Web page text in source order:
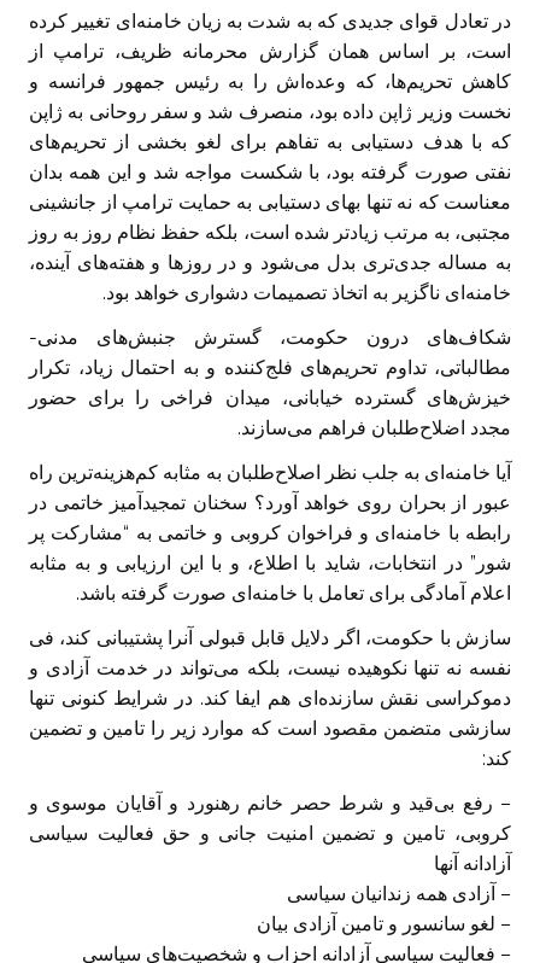
در تعادل قوای جدیدی که به شدت به زیان خامنه‌ای تغییر کرده
است، بر اساس همان گزارش محرمانه ظریف، ترامپ از
کاهش تحریم‌ها، که وعده‌اش را به رئیس جمهور فرانسه و
نخست وزیر ژاپن داده بود، منصرف شد و سفر روحانی به ژاپن
که با هدف دستیابی به تفاهم برای لغو بخشی از تحریم‌های
نفتی صورت گرفته بود، با شکست مواجه شد و این همه بدان
معناست که نه تنها بهای دستیابی به حمایت ترامپ از جانشینی
مجتبی، به مرتب زیادتر شده است، بلکه حفظ نظام روز به روز
به مساله جدی‌تری بدل می‌شود و در روزها و هفته‌های آینده،
خامنه‌ای ناگزیر به اتخاذ تصمیمات دشواری خواهد بود.
شکاف‌های درون حکومت، گسترش جنبش‌های مدنی-
مطالباتی، تداوم تحریم‌های فلج‌کننده و به احتمال زیاد، تکرار
خیزش‌های گسترده خیابانی، میدان فراخی را برای حضور
مجدد اضلاح‌طلبان فراهم می‌سازند.
آیا خامنه‌ای به جلب نظر اصلاح‌طلبان به مثابه کم‌هزینه‌ترین راه
عبور از بحران روی خواهد آورد؟ سخنان تمجیدآمیز خاتمی در
رابطه با خامنه‌ای و فراخوان کروبی و خاتمی به “مشارکت پر
شور” در انتخابات، شاید با اطلاع، و با این ارزیابی و به مثابه
اعلام آمادگی برای تعامل با خامنه‌ای صورت گرفته باشد.
سازش با حکومت، اگر دلایل قابل قبولی آنرا پشتیبانی کند، فی
نفسه نه تنها نکوهیده نیست، بلکه می‌تواند در خدمت آزادی و
دموکراسی نقش سازنده‌ای هم ایفا کند. در شرایط کنونی تنها
سازشی متضمن مقصود است که موارد زیر را تامین و تضمین
کند:
– رفع بی‌قید و شرط حصر خانم رهنورد و آقایان موسوی و
کروبی، تامین و تضمین امنیت جانی و حق فعالیت سیاسی
آزادانه آنها
– آزادی همه زندانیان سیاسی
– لغو سانسور و تامین آزادی بیان
– فعالیت سیاسی آزادانه احزاب و شخصیت‌های سیاسی